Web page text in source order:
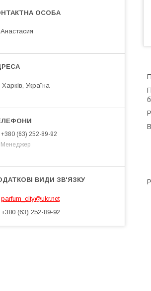
Анастасия
Харків, Україна
+380 (63) 252-89-92
Менеджер
parfum_city@ukr.net
+380 (63) 252-89-92